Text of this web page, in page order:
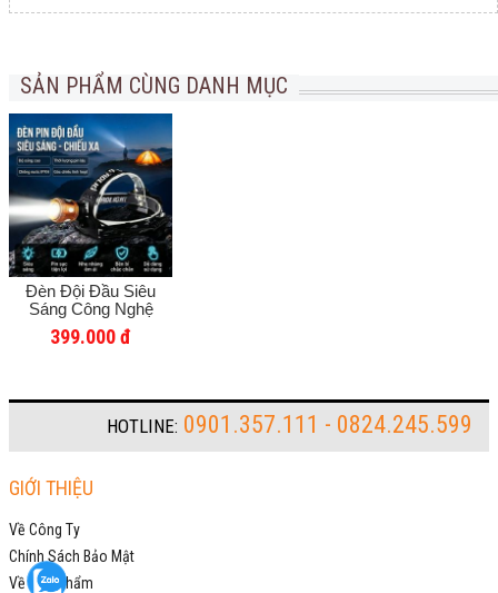
SẢN PHẨM CÙNG DANH MỤC
Đèn Đội Đầu Siêu
Sáng Công Nghệ
Đức, Cảm Biến Thông
Minh, Ánh Sáng
Đêm, Soi Ếch Bắt Cá,
Pin Lithium
399.000 đ
HOTLINE: 0901.357.111 - 0824.245.599
GIỚI THIỆU
Về Công Ty
Chính Sách Bảo Mật
Về Sản Phẩm